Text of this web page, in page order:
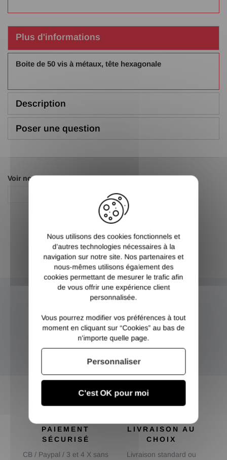
Plus d'informations
Boite de 50 vis à métaux, tête hexagonale
Description
Poser une question
Voir nos autres pages :
NEWSLETTER
Inscrivez-vous et recevez nos bons plans
PAIEMENT
SÉCURISÉ
CB / Paypal / 3 et 4 X sans
LIVRAISON AU
CHOIX
Livraison standard ou
Nous utilisons des cookies fonctionnels et
d’autres technologies nécessaires à la
navigation sur notre site. Nos partenaires et
nous-mêmes utilisons également des
cookies permettant de mesurer le trafic afin
de vous offrir une expérience client
personnalisée.
Vous pourrez modifier vos préférences à tout
moment en cliquant sur “Cookies” au bas de
n'importe quelle page.
C'est OK pour moi
Personnaliser